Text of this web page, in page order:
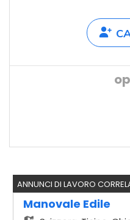
ANNUNCI DI LAVORO
Manovale Edile